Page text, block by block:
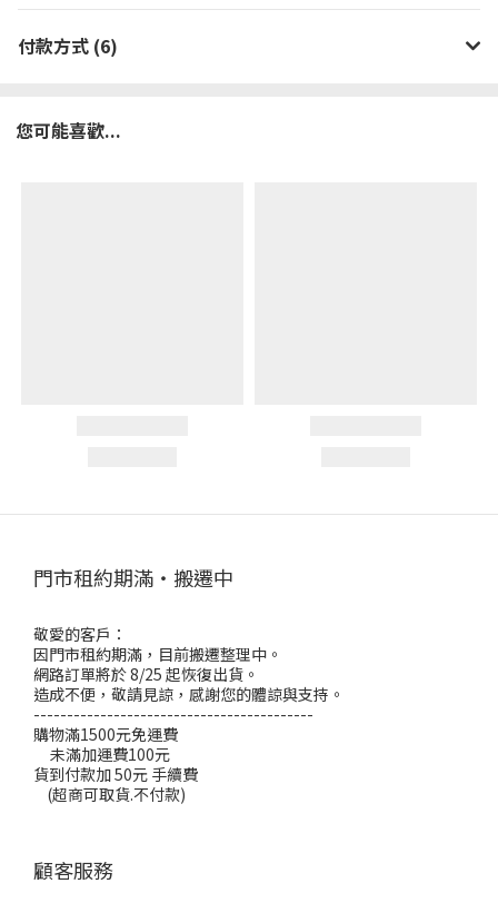
付款方式 (6)
您可能喜歡...
門市租約期滿・搬遷中
敬愛的客戶：
因門市租約期滿，目前搬遷整理中。
網路訂單將於 8/25 起恢復出貨。
造成不便，敬請見諒，感謝您的體諒與支持。
------------------------------------------
購物滿1500元免運費
未滿加運費100元
貨到付款加 50元 手續費
(超商可取貨.不付款)
顧客服務